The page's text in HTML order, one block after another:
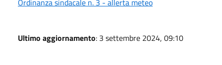
Ultimo aggiornamento: 3 settembre 2024, 09:10